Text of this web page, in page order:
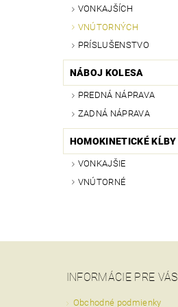
VONKAJŠÍCH
VNÚTORNÝCH
PRÍSLUŠENSTVO
NÁBOJ KOLESA
PREDNÁ NÁPRAVA
ZADNÁ NÁPRAVA
HOMOKINETICKÉ KĹBY
VONKAJŠIE
VNÚTORNÉ
INFORMÁCIE PRE VÁS
Obchodné podmienky